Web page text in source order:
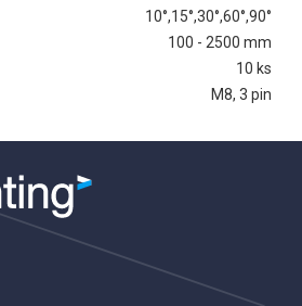
10°,15°,30°,60°,90°
100 - 2500 mm
10 ks
M8, 3 pin